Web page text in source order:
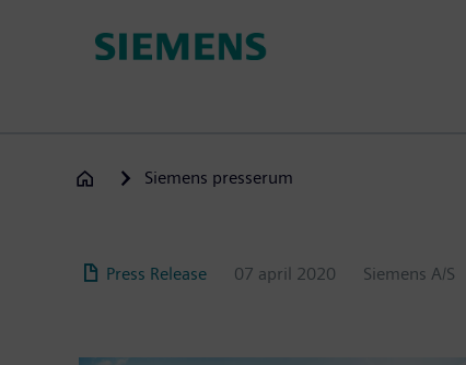
hovedindhold
Siemens presserum
Press Release 07 april 2020 Siemens A/S